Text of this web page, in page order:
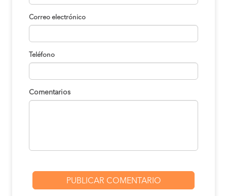
Correo electrónico
Teléfono
Comentarios